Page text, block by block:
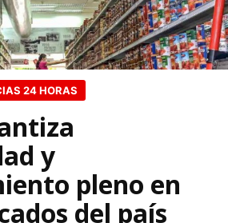
24 HORAS
y
pleno en
del país